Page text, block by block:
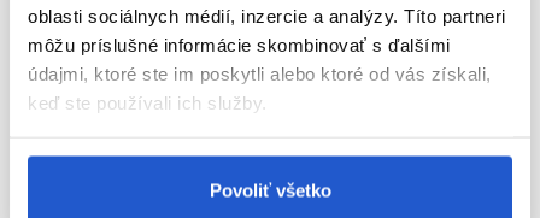
oblasti sociálnych médií, inzercie a analýzy. Títo partneri
môžu príslušné informácie skombinovať s ďalšími
údajmi, ktoré ste im poskytli alebo ktoré od vás získali,
keď ste používali ich služby.
Povoliť všetko
časticiam vo vlasoch 100ml
L'Oréal Professionnel
Starostlivosť o farbené vlasy
26.10 €
Kúpiť
vlasy 500ml
L'Oréal Professionnel
Starostlivosť o krepovité vlasy
Kúpiť
Skladom ㅤ